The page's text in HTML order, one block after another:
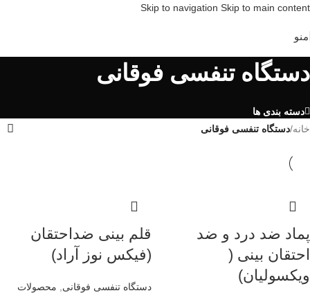
Skip to navigation Skip to main content
منو
دستگاه تنفسی فوقانی
دسته بندی ها
خانه/دستگاه تنفسی فوقانی
پماد ضد درد و ضد
احتقان بینی (
ویکسولیان)
قلم بینی ضداحتقان
(فیکس نوز آراد)
دستگاه تنفسی فوقانی
محصولات